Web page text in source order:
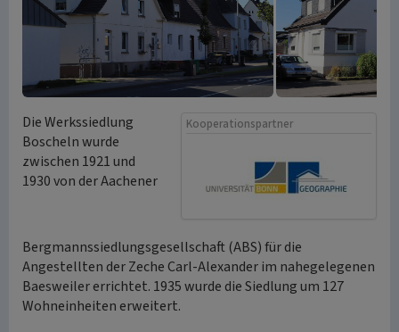
Kooperationspartner
Die Werkssiedlung
Boscheln wurde
zwischen 1921 und
1930 von der Aachener
Bergmannssiedlungsgesellschaft (ABS) für die
Angestellten der Zeche Carl-Alexander im nahegelegenen
Baesweiler errichtet. 1935 wurde die Siedlung um 127
Wohneinheiten erweitert.